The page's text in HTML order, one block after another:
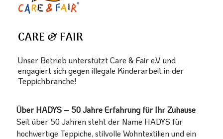
CARE & FAIR
Unser Betrieb unterstützt Care & Fair e.V. und
engagiert sich gegen illegale Kinderarbeit in der
Teppichbranche!
Über HADYS – 50 Jahre Erfahrung für Ihr Zuhause
Seit über 50 Jahren steht der Name HADYS für
hochwertige Teppiche, stilvolle Wohntextilien und ein